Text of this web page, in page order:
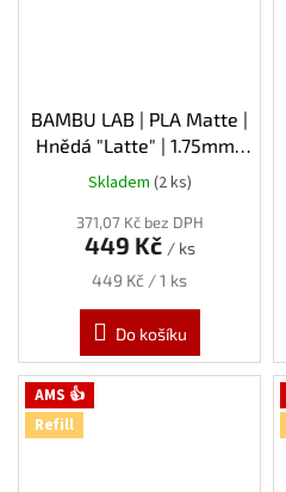
BAMBU LAB | PLA Matte |
Hnědá "Latte" | 1.75mm |
1kg | Refill
Skladem (2 ks)
371,07 Kč bez DPH
449 Kč / ks
Měrná
449 Kč / 1 ks
Do košíku
AMS 👍
Refill